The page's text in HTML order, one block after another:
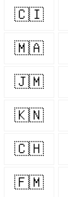
🇨🇮
🇲🇦
🇯🇲
🇰🇳
🇨🇭
🇫🇲